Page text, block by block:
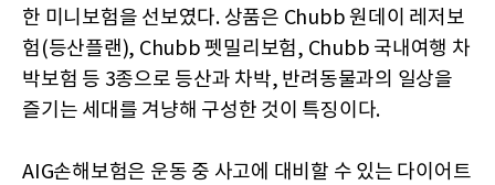
한 미니보험을 선보였다. 상품은 Chubb 원데이 레저보
험(등산플랜), Chubb 펫밀리보험, Chubb 국내여행 차
박보험 등 3종으로 등산과 차박, 반려동물과의 일상을
즐기는 세대를 겨냥해 구성한 것이 특징이다.
AIG손해보험은 운동 중 사고에 대비할 수 있는 다이어트